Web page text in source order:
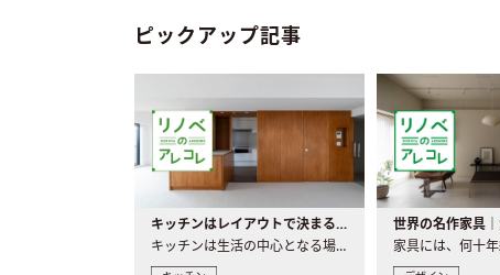
ピックアップ記事
キッチンはレイアウトで決まる。後悔しないための考え方と選び方
キッチンは生活の中心となる場所だからこそ、家の中のどこに置..